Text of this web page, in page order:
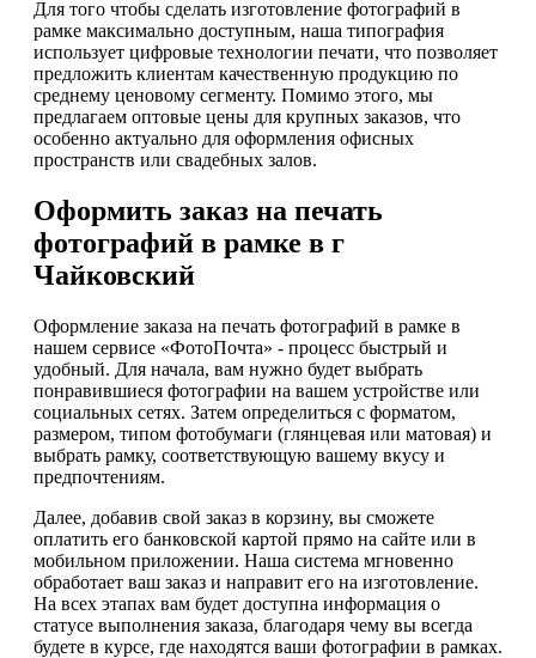
Для того чтобы сделать изготовление фотографий в
рамке максимально доступным, наша типография
использует цифровые технологии печати, что позволяет
предложить клиентам качественную продукцию по
среднему ценовому сегменту. Помимо этого, мы
предлагаем оптовые цены для крупных заказов, что
особенно актуально для оформления офисных
пространств или свадебных залов.
Оформить заказ на печать
фотографий в рамке в г
Чайковский
Оформление заказа на печать фотографий в рамке в
нашем сервисе «ФотоПочта» - процесс быстрый и
удобный. Для начала, вам нужно будет выбрать
понравившиеся фотографии на вашем устройстве или
социальных сетях. Затем определиться с форматом,
размером, типом фотобумаги (глянцевая или матовая) и
выбрать рамку, соответствующую вашему вкусу и
предпочтениям.
Далее, добавив свой заказ в корзину, вы сможете
оплатить его банковской картой прямо на сайте или в
мобильном приложении. Наша система мгновенно
обработает ваш заказ и направит его на изготовление.
На всех этапах вам будет доступна информация о
статусе выполнения заказа, благодаря чему вы всегда
будете в курсе, где находятся ваши фотографии в рамках.